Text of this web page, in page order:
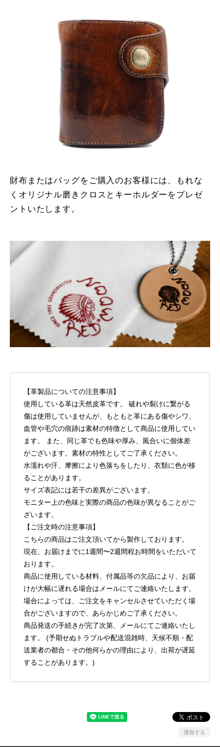
財布またはバッグをご購入のお客様には、もれな
くオリジナル磨きクロスとキーホルダーをプレゼ
ントいたします。
【革製品についての注意事項】
使用している革は天然皮革です。 破れや裂けに繋がる
傷は使用していませんが、もともと革にある傷やシワ、
血管や毛穴の痕跡は素材の特徴として商品に使用してい
ます。 また、同じ革でも色味や厚み、風合いに個体差
がございます。素材の特性としてご了承ください。
水濡れや汗、摩擦により色落ちをしたり、衣類に色が移
ることがあります。
サイズ表記には若干の差異がございます。
モニター上の色味と実際の商品の色味が異なることがご
ざいます。
【ご注文時の注意事項】
こちらの商品はご注文頂いてから製作しております。
現在、お届けまでに1週間〜2週間程お時間をいただいて
おります。
商品に使用している材料、付属品等の欠品により、お届
けが大幅に遅れる場合はメールにてご連絡いたします。
場合によっては、ご注文をキャンセルさせていただく場
合がございますので、あらかじめご了承ください。
商品発送の手続きが完了次第、メールにてご連絡いたし
ます。 (予期せぬトラブルや配送混雑時、天候不順・配
送業者の都合・その他何らかの理由により、出荷が遅延
することがあります。)
通報する